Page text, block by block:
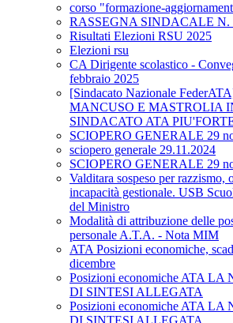
corso "formazione-
RASSEGNA SINDACALE N.
Risultati Elezioni RSU 2025
Elezioni rsu
CA Dirigente scolastico -
febbraio 2025
[Sindacato Nazionale
MANCUSO E MASTROLIA
SINDACATO ATA
SCIOPERO GENERALE 29
sciopero generale 29.11.2024
SCIOPERO GENERALE 29
Valditara sospeso per razzismo,
incapacità gestionale. USB
del Ministro
Modalità di attribuzione delle
personale A.T.A. - Nota MIM
ATA Posizioni economiche,
dicembre
Posizioni economiche ATA LA
DI SINTESI ALLEGATA
Posizioni economiche ATA LA